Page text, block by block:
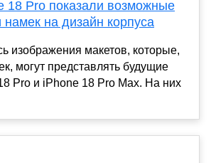
18 Pro показали возможные
на дизайн корпуса
изображения макетов, которые,
могут представлять будущие
Pro и iPhone 18 Pro Max. На них